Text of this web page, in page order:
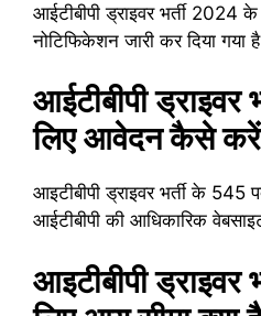
आईटीबीपी ड्राइवर भर्ती 2024
नोटिफिकेशन जारी कर दिया गया
आईटीबीपी
लिए आवेदन कैसे
आइटीबीपी ड्राइवर भर्ती के
आईटीबीपी की आधिकारिक
आइटीबीपी